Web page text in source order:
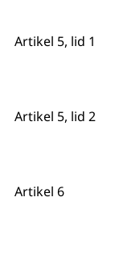
Artikel 5, lid 1
Artikel 5, lid 2
Artikel 6